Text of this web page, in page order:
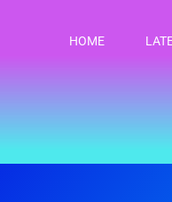
HOME